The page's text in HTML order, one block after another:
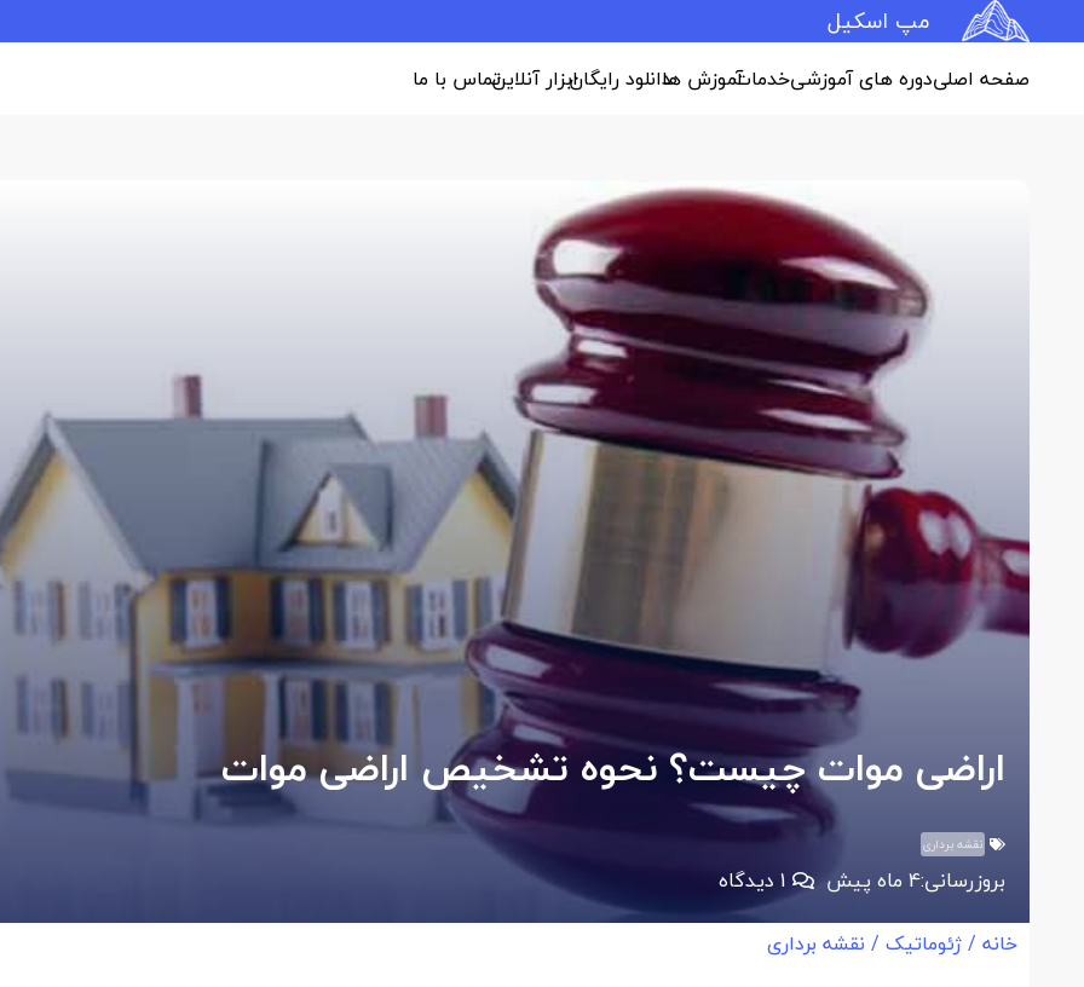
مپ اسکیل
صفحه اصلیدوره های آموزشیخدماتآموزش هادانلود رایگانابزار آنلاینتماس با ما
اراضی موات چیست؟ نحوه تشخیص اراضی موات
نقشه برداری
بروزرسانی:4 ماه پیش 1 دیدگاه
خانه /ژئوماتیک / نقشه برداری